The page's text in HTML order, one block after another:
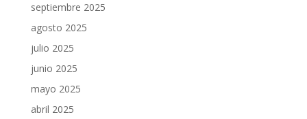
septiembre 2025
agosto 2025
julio 2025
junio 2025
mayo 2025
abril 2025